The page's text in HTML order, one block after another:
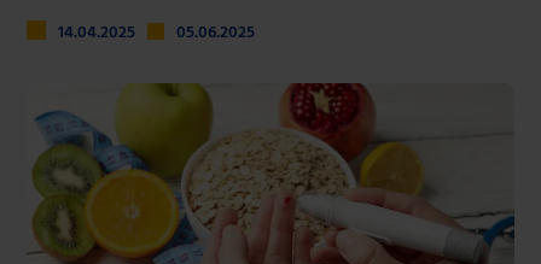
14.04.2025 05.06.2025